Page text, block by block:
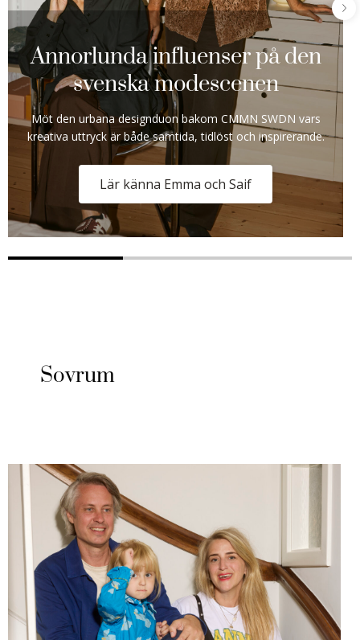
Annorlunda influenser på den
svenska modescenen​
Möt den urbana designduon bakom CMMN SWDN vars
kreativa uttryck är både samtida, tidlöst och inspirerande.​
Lär känna Emma och Saif
Sovrum